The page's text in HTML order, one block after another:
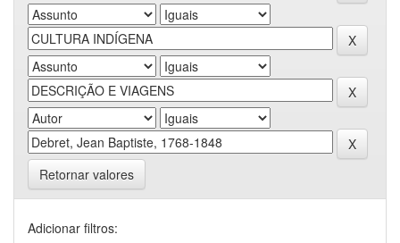
Retornar valores
Adicionar filtros: